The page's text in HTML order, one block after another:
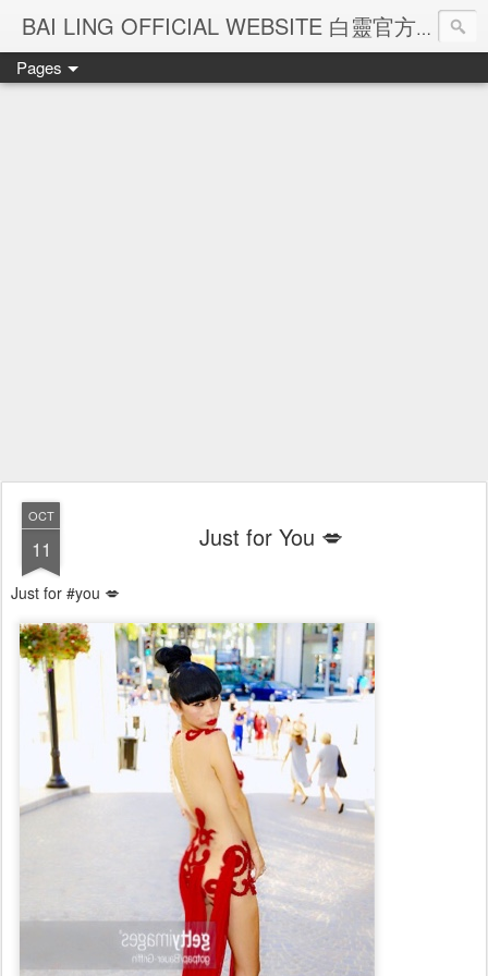
BAI LING OFFICIAL WEBSITE 白靈官方網站
Pages
OCT
11 Just for You 💋
Just for #you 💋